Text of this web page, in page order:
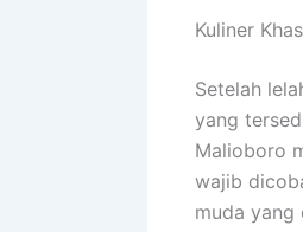
Kuliner
Setelah
yang
Malioboro
wajib
muda yang